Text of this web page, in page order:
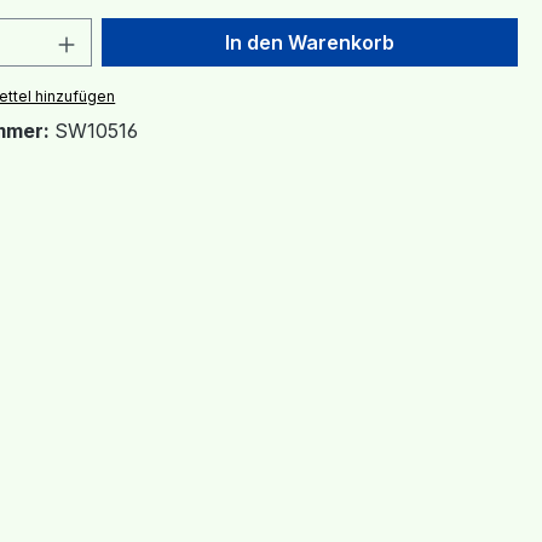
Anzahl: Gib den gewünschten Wert
In den Warenkorb
hinzufügen
SW10516